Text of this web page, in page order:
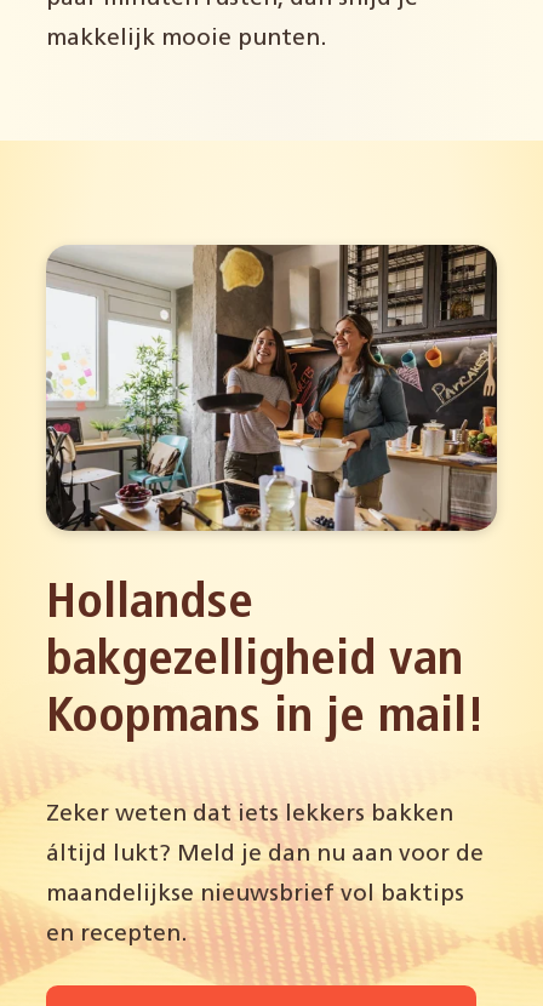
makkelijk mooie punten.
Hollandse
bakgezelligheid van
Koopmans in je mail!
Zeker weten dat iets lekkers bakken
áltijd lukt? Meld je dan nu aan voor de
maandelijkse nieuwsbrief vol baktips
en recepten.